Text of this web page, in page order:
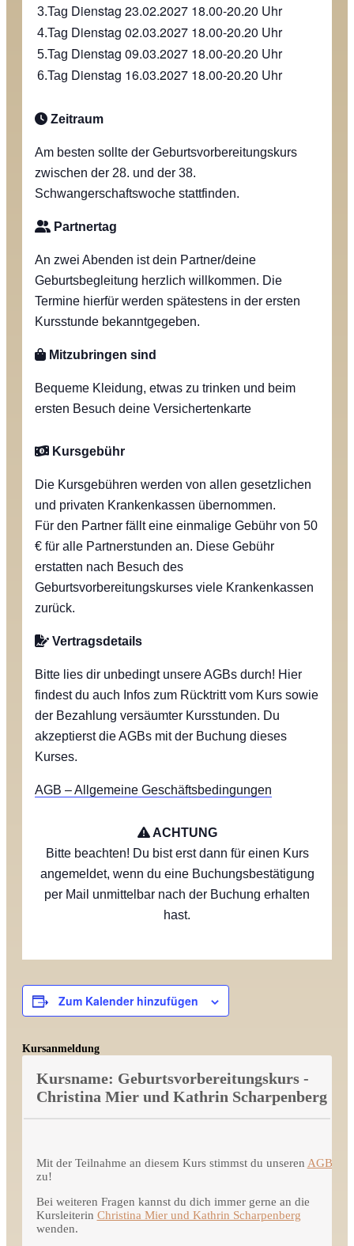
3.Tag Dienstag 23.02.2027 18.00-20.20 Uhr
4.Tag Dienstag 02.03.2027 18.00-20.20 Uhr
5.Tag Dienstag 09.03.2027 18.00-20.20 Uhr
6.Tag Dienstag 16.03.2027 18.00-20.20 Uhr
Zeitraum
Am besten sollte der Geburtsvorbereitungskurs
zwischen der 28. und der 38.
Schwangerschaftswoche stattfinden.
Partnertag
An zwei Abenden ist dein Partner/deine
Geburtsbegleitung herzlich willkommen. Die
Termine hierfür werden spätestens in der ersten
Kursstunde bekanntgegeben.
Mitzubringen sind
Bequeme Kleidung, etwas zu trinken und beim
ersten Besuch deine Versichertenkarte
Kursgebühr
Die Kursgebühren werden von allen gesetzlichen
und privaten Krankenkassen übernommen.
Für den Partner fällt eine einmalige Gebühr von 50
€ für alle Partnerstunden an. Diese Gebühr
erstatten nach Besuch des
Geburtsvorbereitungskurses viele Krankenkassen
zurück.
Vertragsdetails
Bitte lies dir unbedingt unsere AGBs durch! Hier
findest du auch Infos zum Rücktritt vom Kurs sowie
der Bezahlung versäumter Kursstunden. Du
akzeptierst die AGBs mit der Buchung dieses
Kurses.
AGB – Allgemeine Geschäftsbedingungen
ACHTUNG
Bitte beachten! Du bist erst dann für einen Kurs
angemeldet, wenn du eine Buchungsbestätigung
per Mail unmittelbar nach der Buchung erhalten
hast.
Zum Kalender hinzufügen
Kursanmeldung
Kursname: Geburtsvorbereitungskurs -
Christina Mier und Kathrin Scharpenberg
Mit der Teilnahme an diesem Kurs stimmst du unseren AGBs
zu!
Bei weiteren Fragen kannst du dich immer gerne an die
Kursleiterin Christina Mier und Kathrin Scharpenberg
wenden.